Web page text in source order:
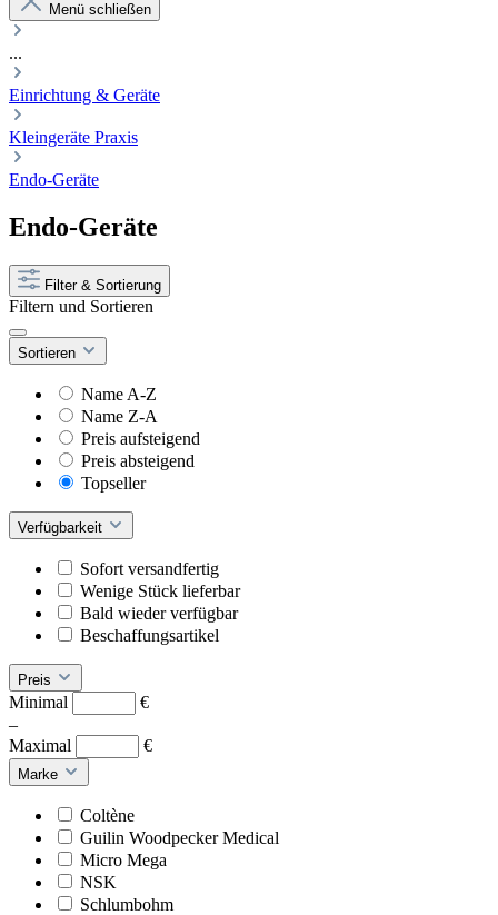
Menü schließen
...
Einrichtung & Geräte
Kleingeräte Praxis
Endo-Geräte
Endo-Geräte
Filter & Sortierung
Filtern und Sortieren
Sortieren
Name A-Z
Name Z-A
Preis aufsteigend
Preis absteigend
Topseller
Verfügbarkeit
Sofort versandfertig
Wenige Stück lieferbar
Bald wieder verfügbar
Beschaffungsartikel
Preis
Minimal
€
–
Maximal
€
Marke
Coltène
Guilin Woodpecker Medical
Micro Mega
NSK
Schlumbohm